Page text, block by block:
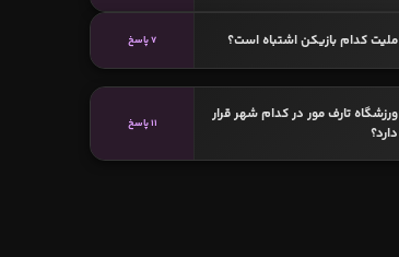
ملیت کدام بازیکن اشتباه است؟ 7 پاسخ
ورزشگاه تارف مور در کدام شهر قرار
دارد؟
11 پاسخ